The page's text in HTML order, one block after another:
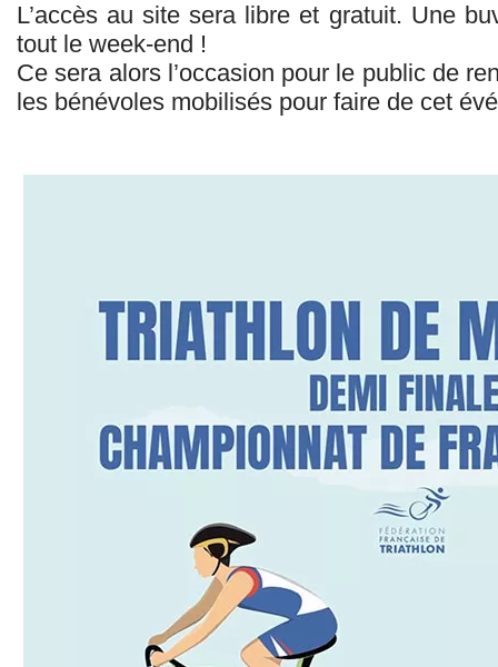
L’accès au site sera libre et gratuit. Une
tout le week-end !
Ce sera alors l’occasion pour le public de
les bénévoles mobilisés pour faire de cet